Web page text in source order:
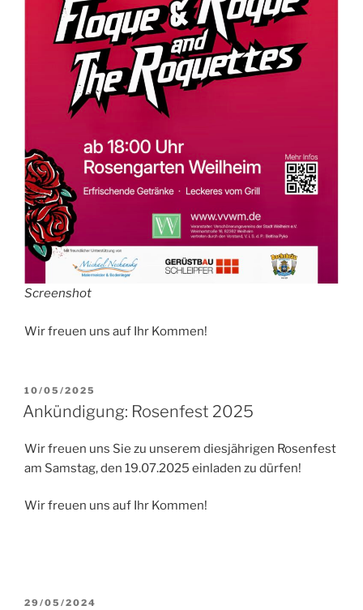
Screenshot
Wir freuen uns auf Ihr Kommen!
VERÖFFENTLICHT
AM
10/05/2025
Ankündigung: Rosenfest 2025
Wir freuen uns Sie zu unserem diesjährigen Rosenfest
am Samstag, den 19.07.2025 einladen zu dürfen!
Wir freuen uns auf Ihr Kommen!
VERÖFFENTLICHT
29/05/2024